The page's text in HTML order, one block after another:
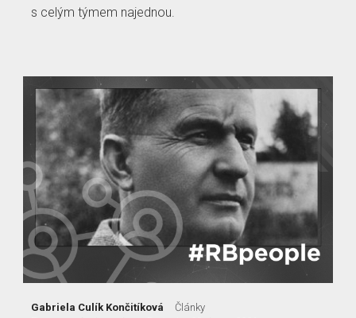
s celým týmem najednou.
Gabriela Culík Končitíková
Články